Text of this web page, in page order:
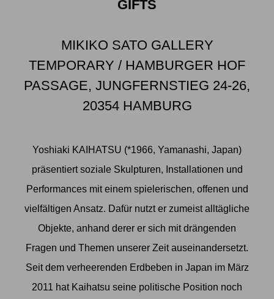
GIFTS
MIKIKO SATO GALLERY
TEMPORARY / HAMBURGER HOF
PASSAGE, JUNGFERNSTIEG 24-26,
20354 HAMBURG
Yoshiaki KAIHATSU (*1966, Yamanashi, Japan)
präsentiert soziale Skulpturen, Installationen und
Performances mit einem spielerischen, offenen und
vielfältigen Ansatz. Dafür nutzt er zumeist alltägliche
Objekte, anhand derer er sich mit drängenden
Fragen und Themen unserer Zeit auseinandersetzt.
Seit dem verheerenden Erdbeben in Japan im März
2011 hat Kaihatsu seine politische Position noch